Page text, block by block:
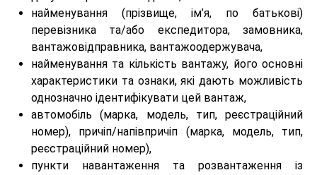
найменування (прізвище, ім’я, по батькові)
перевізника та/або експедитора, замовника,
вантажовідправника, вантажоодержувача,
найменування та кількість вантажу, його основні
характеристики та ознаки, які дають можливість
однозначно ідентифікувати цей вантаж,
автомобіль (марка, модель, тип, реєстраційний
номер), причіп/напівпричіп (марка, модель, тип,
реєстраційний номер),
пункти навантаження та розвантаження із